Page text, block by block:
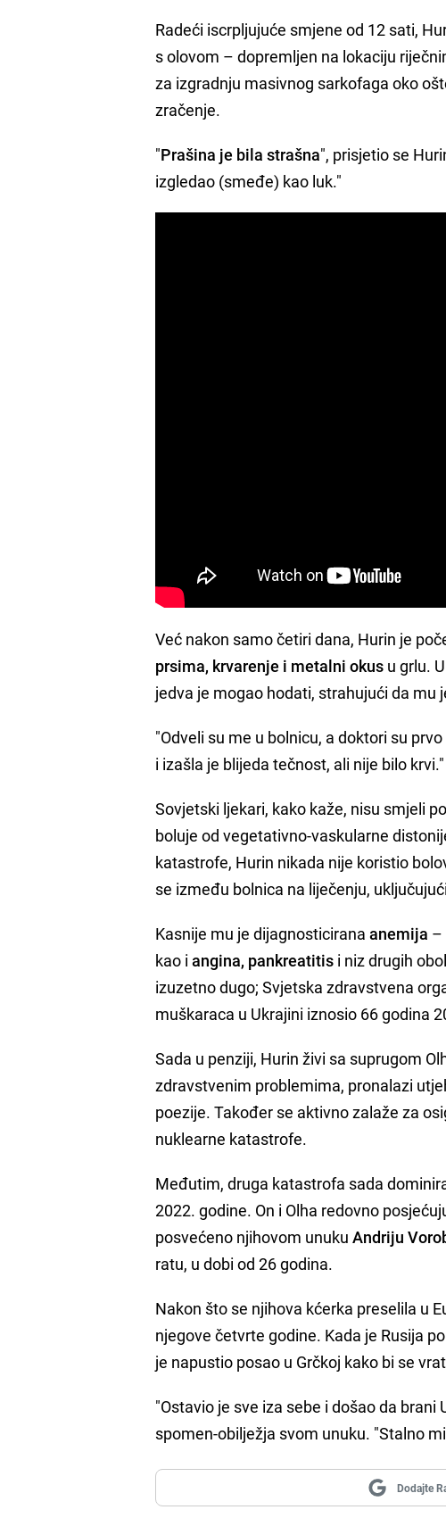
Radeći iscrpljujuće smjene od 12 sati,
s olovom – dopremljen na lokaciju
za izgradnju masivnog sarkofaga oko
zračenje.
"Prašina je bila strašna", prisjetio se
izgledao (smeđe) kao luk."
Već nakon samo četiri dana, Hurin je
prsima, krvarenje i metalni okus u grlu.
jedva je mogao hodati, strahujući da mu
"Odveli su me u bolnicu, a doktori su
i izašla je blijeda tečnost, ali nije bilo krvi."
Sovjetski ljekari, kako kaže, nisu smjeli
boluje od vegetativno-vaskularne
katastrofe, Hurin nikada nije koristio
se između bolnica na liječenju,
Kasnije mu je dijagnosticiranaanemija –
kao iangina, pankreatitis i niz drugih
izuzetno dugo; Svjetska zdravstvena
muškaraca u Ukrajini iznosio 66 godina
Sada u penziji, Hurin živi sa suprugom
zdravstvenim problemima, pronalazi
poezije. Također se aktivno zalaže za
nuklearne katastrofe.
Međutim, druga katastrofa sada
2022. godine. On i Olha redovno
posvećeno njihovom unukuAndriju
ratu, u dobi od 26 godina.
Nakon što se njihova kćerka preselila u
njegove četvrte godine. Kada je Rusija
je napustio posao u Grčkoj kako bi se
"Ostavio je sve iza sebe i došao da brani
spomen-obilježja svom unuku. "Stalno
Dodajte